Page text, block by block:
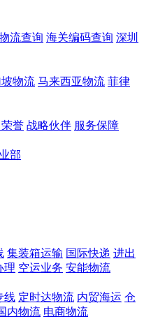
流查询 海关编码查询 深圳
物流 马来西亚物流 菲律
誉 战略伙伴 服务保障
部
集装箱运输 国际快递 进出
理 空运业务 安能物流
线 定时达物流 内贸海运 仓
内物流 电商物流